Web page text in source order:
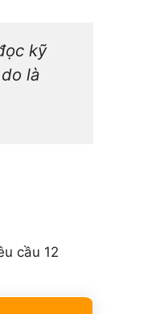
kỹ
là
cầu 12